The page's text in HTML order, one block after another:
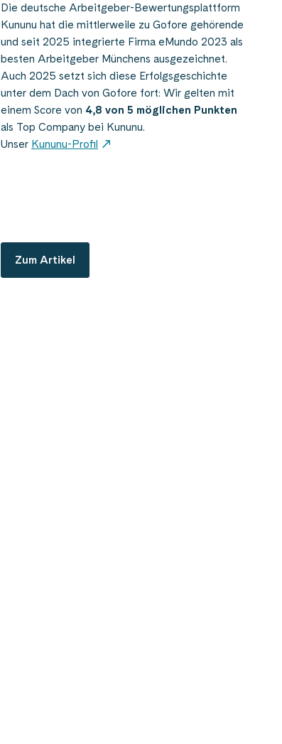
Die deutsche Arbeitgeber-Bewertungsplattform
Kununu hat die mittlerweile zu Gofore gehörende
und seit 2025 integrierte Firma eMundo 2023 als
besten Arbeitgeber Münchens ausgezeichnet.
Auch 2025 setzt sich diese Erfolgsgeschichte
unter dem Dach von Gofore fort: Wir gelten mit
einem Score von 4,8 von 5 möglichen Punkten
als Top Company bei Kununu.
Unser Kununu-Profil​
Zum Artikel